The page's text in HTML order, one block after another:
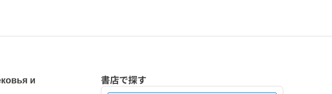
и
書店で探す